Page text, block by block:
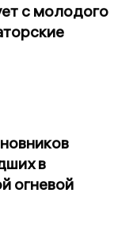
с молодого
в
огневой